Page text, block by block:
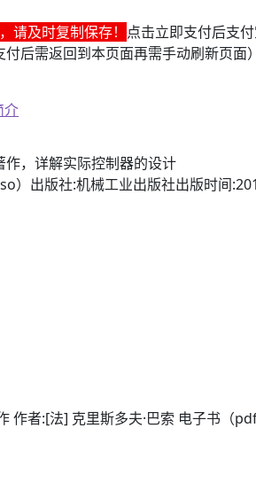
请及时复制保存！ 点击立即支付后支
后需返回到本页面再需手动刷新页面）
介
，详解实际控制器的设计
）出版社:机械工业出版社出版时间
作者:[法] 克里斯多夫·巴索 电子书（